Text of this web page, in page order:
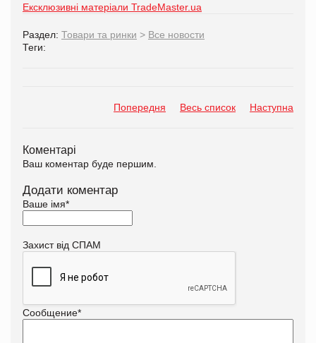
Ексклюзивні матеріали TradeMaster.ua
Раздел: Товари та ринки > Все новости
Теги:
Попередня Весь список Наступна
Коментарі
Ваш коментар буде першим.
Додати коментар
Ваше імя*
Захист від СПАМ
Сообщение*